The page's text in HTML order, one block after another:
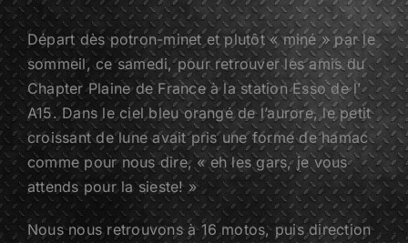
Départ dès potron-minet et plutôt « miné » par le
sommeil, ce samedi, pour retrouver les amis du
Chapter Plaine de France à la station Esso de l’
A15. Dans le ciel bleu orangé de l’aurore, le petit
croissant de lune avait pris une forme de hamac
comme pour nous dire, « eh les gars, je vous
attends pour la sieste! »
Nous nous retrouvons à 16 motos, puis direction